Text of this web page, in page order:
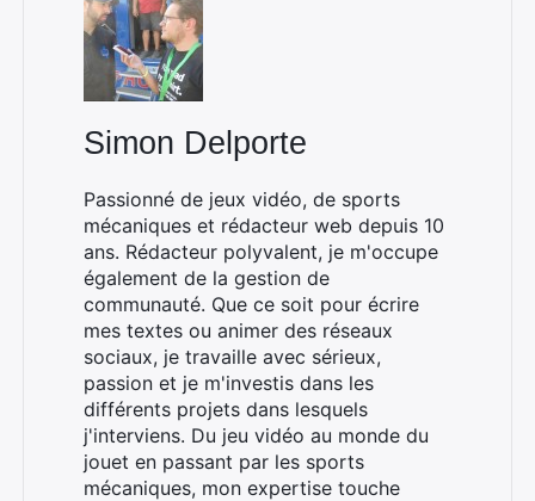
Simon Delporte
Passionné de jeux vidéo, de sports
mécaniques et rédacteur web depuis 10
ans. Rédacteur polyvalent, je m'occupe
également de la gestion de
communauté. Que ce soit pour écrire
mes textes ou animer des réseaux
sociaux, je travaille avec sérieux,
passion et je m'investis dans les
différents projets dans lesquels
j'interviens. Du jeu vidéo au monde du
jouet en passant par les sports
mécaniques, mon expertise touche
Rechercher
: